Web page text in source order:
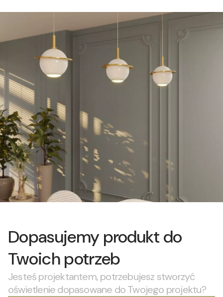
Dopasujemy produkt do
Twoich potrzeb
Jesteś projektantem, potrzebujesz stworzyć
oświetlenie dopasowane do Twojego projektu?